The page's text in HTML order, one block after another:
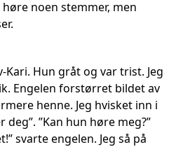
noen stemmer, men
Kari. Hun gråt og var trist. Jeg
Engelen forstørret bildet av
henne. Jeg hvisket inn i
deg”. ”Kan hun høre meg?”
svarte engelen. Jeg så på